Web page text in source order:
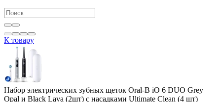
К товару
Набор электрических зубных щеток Oral-B iO 6 DUO Grey
Opal и Black Lava (2шт) с насадками Ultimate Clean (4 шт)